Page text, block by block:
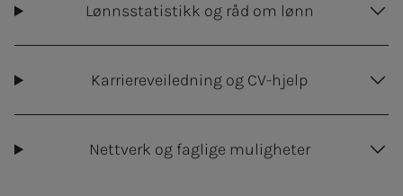
Lønnsstatistikk og råd om lønn
Karriereveiledning og CV-hjelp
Nettverk og faglige muligheter